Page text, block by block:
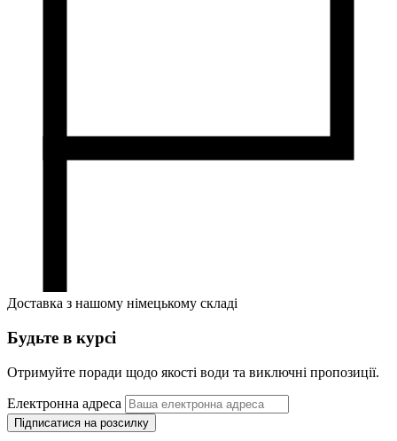
Доставка з нашому німецькому складі
Будьте в курсі
Отримуйте поради щодо якості води та виключні пропозиції.
Електронна адреса
Підписатися на розсилку